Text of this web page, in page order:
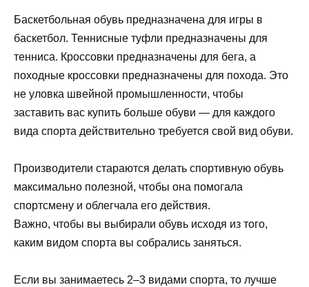
Баскетбольная обувь предназначена для игры в
баскетбол. Теннисные туфли предназначены для
тенниса. Кроссовки предназначены для бега, а
походные кроссовки предназначены для похода. Это
не уловка швейной промышленности, чтобы
заставить вас купить больше обуви — для каждого
вида спорта действительно требуется свой вид обуви.
Производители стараются делать спортивную обувь
максимально полезной, чтобы она помогала
спортсмену и облегчала его действия.
Важно, чтобы вы выбирали обувь исходя из того,
каким видом спорта вы собрались заняться.
Если вы занимаетесь 2–3 видами спорта, то лучше